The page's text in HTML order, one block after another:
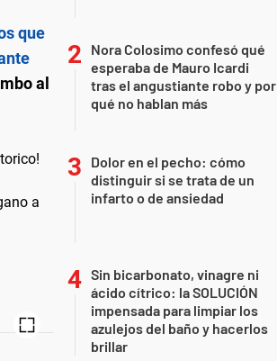
que
al
Nora Colosimo confesó qué
esperaba de Mauro Icardi
tras el angustiante robo y por
qué no hablan más
Dolor en el pecho: cómo
distinguir si se trata de un
infarto o de ansiedad
Sin bicarbonato, vinagre ni
ácido cítrico: la SOLUCIÓN
impensada para limpiar los
azulejos del baño y hacerlos
brillar